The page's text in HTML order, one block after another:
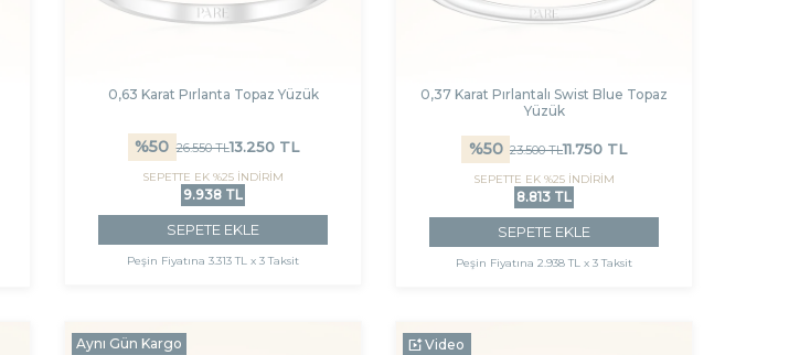
0,63 Karat Pırlanta Topaz Yüzük
%50 26.550TL13.250TL
SEPETTE EK %25 İNDİRİM
9.938 TL
SEPETE EKLE
Peşin Fiyatına 3.313 TL x 3 Taksit
0,37 Karat Pırlantalı Swist Blue Topaz
Yüzük
%50 23.500TL11.750 TL
SEPETTE EK %25 İNDİRİM
8.813 TL
SEPETE EKLE
Peşin Fiyatına 2.938 TL x 3 Taksit
Aynı Gün Kargo Video